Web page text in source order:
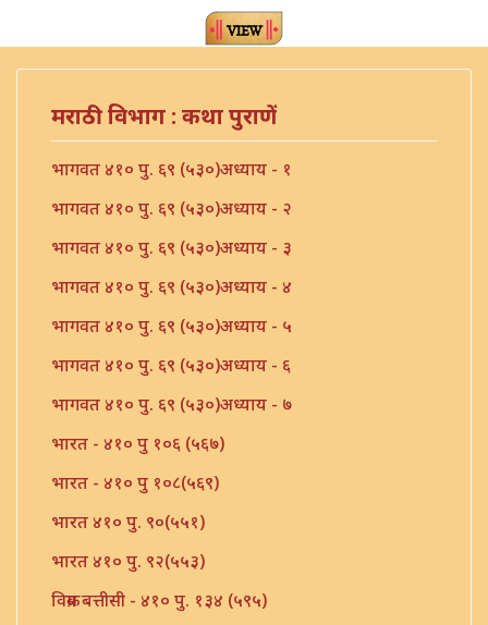
मराठी विभाग : कथा पुराणें
भागवत ४१० पु. ६९ (५३०)अध्याय - १
भागवत ४१० पु. ६९ (५३०)अध्याय - २
भागवत ४१० पु. ६९ (५३०)अध्याय - ३
भागवत ४१० पु. ६९ (५३०)अध्याय - ४
भागवत ४१० पु. ६९ (५३०)अध्याय - ५
भागवत ४१० पु. ६९ (५३०)अध्याय - ६
भागवत ४१० पु. ६९ (५३०)अध्याय - ७
भारत - ४१० पु १०६ (५६७)
भारत - ४१० पु १०८(५६९)
भारत ४१० पु. ९०(५५१)
भारत ४१० पु. ९२(५५३)
विक्रम बत्तीसी - ४१० पु. १३४ (५९५)